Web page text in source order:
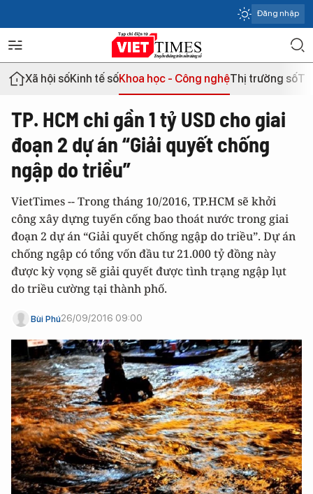
Đăng nhập
Xã hội sốKinh tế sốKhoa học - Công nghệThị trường số
TP. HCM chi gần 1 tỷ USD cho giai
đoạn 2 dự án “Giải quyết chống
ngập do triều”
VietTimes -- Trong tháng 10/2016, TP.HCM sẽ khởi
công xây dựng tuyến cống bao thoát nước trong giai
đoạn 2 dự án “Giải quyết chống ngập do triều”. Dự án
chống ngập có tổng vốn đầu tư 21.000 tỷ đồng này
được kỳ vọng sẽ giải quyết được tình trạng ngập lụt
do triều cường tại thành phố.
Bùi Phú26/09/2016 09:00